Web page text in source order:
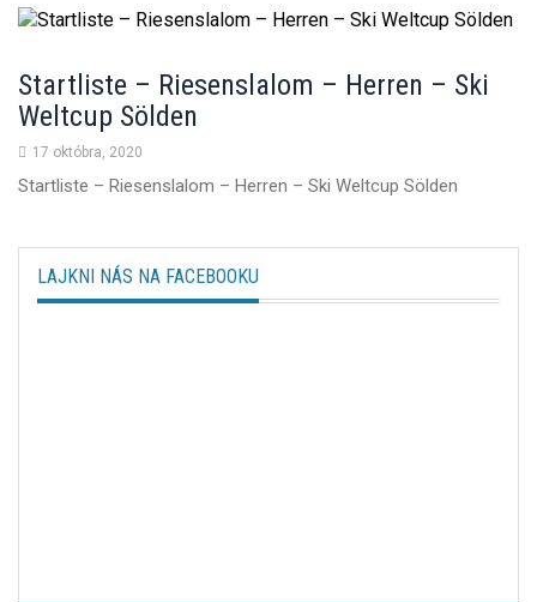
Startliste – Riesenslalom – Herren – Ski
Weltcup Sölden
17 októbra, 2020
Startliste – Riesenslalom – Herren – Ski Weltcup Sölden
LAJKNI NÁS NA FACEBOOKU